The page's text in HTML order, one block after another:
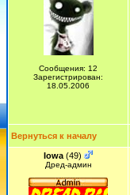
Сообщения: 12
Зарегистрирован:
18.05.2006
Вернуться к началу
Iowa (49)
Дред-админ